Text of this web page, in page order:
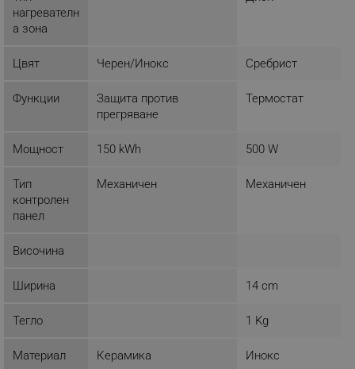
нагревателн
а зона
Цвят Черен/Инокс Сребрист
Функции
Защита против
прегряване
Термостат
Мощност 150 kWh 500 W
Тип
контролен
панел
Механичен Механичен
Височина
Ширина 14 cm
Тегло 1 Kg
Материал Керамика Инокс
НЕКЛАСИФИЦИРАНИ
Строго необходимо
Ефективност
Некласифицирани
_nzm_nosubscribe_92166-7699
.alleop.bg